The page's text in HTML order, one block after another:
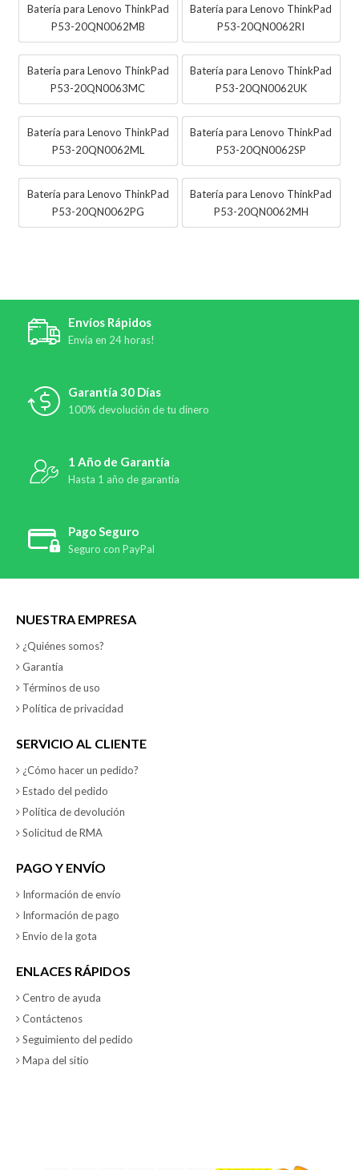
Batería para Lenovo ThinkPad
P53-20QN0062MB
Batería para Lenovo ThinkPad
P53-20QN0062RI
Batería para Lenovo ThinkPad
P53-20QN0063MC
Batería para Lenovo ThinkPad
P53-20QN0062UK
Batería para Lenovo ThinkPad
P53-20QN0062ML
Batería para Lenovo ThinkPad
P53-20QN0062SP
Batería para Lenovo ThinkPad
P53-20QN0062PG
Batería para Lenovo ThinkPad
P53-20QN0062MH
Envíos Rápidos
Envía en 24 horas!
Garantía 30 Días
100% devolución de tu dinero
1 Año de Garantía
Hasta 1 año de garantía
Pago Seguro
Seguro con PayPal
NUESTRA EMPRESA
¿Quiénes somos?
Garantía
Términos de uso
Política de privacidad
SERVICIO AL CLIENTE
¿Cómo hacer un pedido?
Estado del pedido
Política de devolución
Solicitud de RMA
PAGO Y ENVÍO
Información de envío
Información de pago
Envio de la gota
ENLACES RÁPIDOS
Centro de ayuda
Contáctenos
Seguimiento del pedido
Mapa del sitio